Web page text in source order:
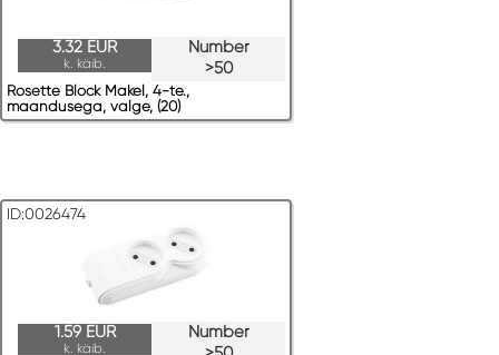
Number
>50
3.32 EUR
k. käib.
Rosette Block Makel, 4-te.,
maandusega, valge, (20)
ID:0026474
Number
1.59 EUR
k. käib.